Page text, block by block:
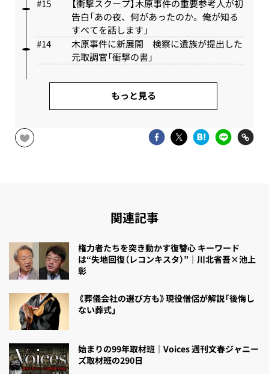
【衝撃スクープ】木原事件の重要参考人が初
告白「あの夜、何があったのか。俺が知る
すべてを話します」
木原事件に新展開 検察に遺族が提出した
元取調官「衝撃の書」
もっと見る
関連記事
権力者たちを突き動かす復讐心 キーワード
は“失地回復（レコンキスタ）”｜川北省吾×池上
彰
《葬儀会社の選び方も》現役僧侶が解説「後悔し
ない葬式」
始まりの99年取材班｜Voices 週刊文春ジャニー
ズ取材班の290日